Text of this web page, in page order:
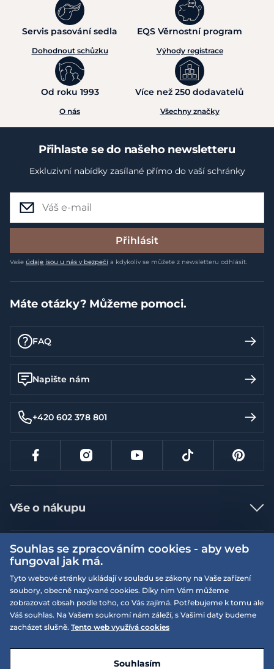
Servis pasování sedla
Dohodnout schůzku
EQS Věrnostní program
Výhody registrace
Od roku 1993
O nás
Více než 250 dodavatelů
Všechny značky
Přihlaste se do našeho newsletteru
Exkluzivní nabídky zasílané přímo do vaší schránky
Přihlásit
Vaše údaje jsou u nás v bezpečí a kdykoliv se můžete z newsletteru odhlásit.
Máte otázky? Můžeme pomoci.
FAQ
Napište nám
+420 602 378 801
Vše o nákupu
Jak nakupovat
Nejčastější dotazy
Doprava a platba
Vrácení a výměna zboží
Reklamace
Velikostní tabulky
Více informací
Obchodní podmínky
Podmínky EQS věrnostního klubu
On-line katalogy
Naše prodejny
EQS Rudná
E-shop vytvořila a technicky zajišťujeSIMPLIA.cz
Souhlas se zpracováním cookies - aby web
fungoval jak má.
Tyto webové stránky ukládají v souladu se zákony na Vaše zařízení
soubory, obecně nazývané cookies. Díky nim Vám můžeme
zobrazovat obsah podle toho, co Vás zajímá. Potřebujeme k tomu ale
Váš souhlas. Na Vašem soukromí nám záleží, s Vašimi daty budeme
zacházet slušně. Tento web využívá cookies
Souhlasím